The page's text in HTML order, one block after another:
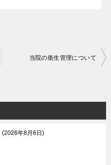
当院の衛生管理について
2026年8月6日